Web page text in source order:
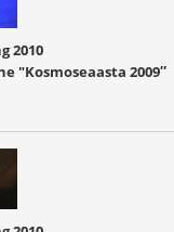
2010
"Kosmoseaasta 2009″